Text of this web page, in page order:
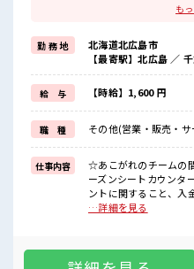
ブランクがあっても大丈夫♪
経験はちょっとだけ…という方も
≪プライベートが充実する≫
場合によってはお願いすること
残業はほとんどナシ！
≪髪型自由≫
基本的に髪色自由で明るすぎた
(規定有)≪様々なお仕事をご提
一人で悩まず気軽に相談できる、
派遣のお仕事です！
■職場の雰囲気
明るすぎたり奇抜過ぎなければ
ロッカー付き職場♪
高収入もバッチリ目指せますよ！
も
勤 務 地
北海道北広島市
【最寄駅】北広島 ／
給 与 【時給】1,600 円
職 種 その他(営業・販売・サ
仕事内容
☆あこがれのチームの
ーズンシートカウンタ
ントに関すること、入
料請求、購入希望、座席変更など ■お仕事
んか？ ブランクがあ
いう方もOK！ ≪プラ
…詳細を見る